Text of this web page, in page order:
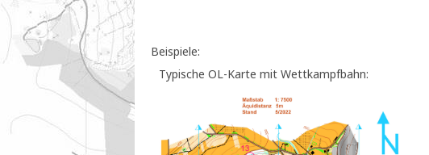
Beispiele:
Typische OL-Karte mit Wettkampfbahn: